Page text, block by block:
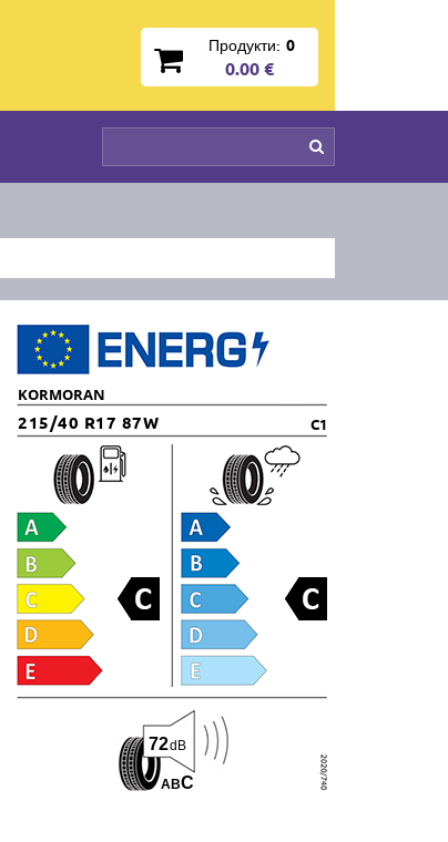
Продукти: 0
0.00 €
KORMORAN
215/40 R17 87W C1
ABC
72dB